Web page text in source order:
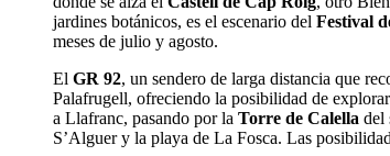
jardines botánicos, es el escenario del Festival
meses de julio y agosto.
El GR 92, un sendero de larga distancia que
Palafrugell, ofreciendo la posibilidad de
a Llafranc, pasando por la Torre de Calella del
S’Alguer y la playa de La Fosca. Las